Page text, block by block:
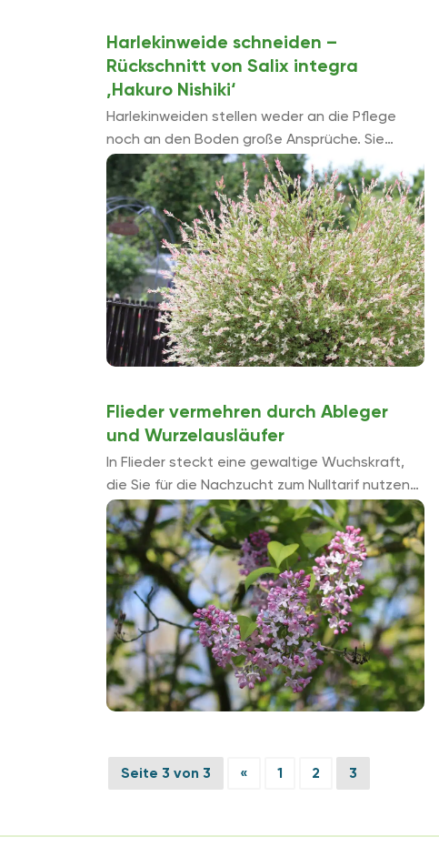
Harlekinweide schneiden –
Rückschnitt von Salix integra
‚Hakuro Nishiki‘
Harlekinweiden stellen weder an die Pflege
noch an den Boden große Ansprüche. Sie
erfreuen den Hobbygärtner mit ihren bunten
Blättern und schnellem Wuchs. Wenn da nur ...
Flieder vermehren durch Ableger
und Wurzelausläufer
In Flieder steckt eine gewaltige Wuchskraft,
die Sie für die Nachzucht zum Nulltarif nutzen
können. Statt Jungpflanzen zu kaufen,
vermehren Sie Ihren schönsten Fliederbaum
durch Ableger, Wurzelauslä...
Seite 3 von 3 « 1 2 3